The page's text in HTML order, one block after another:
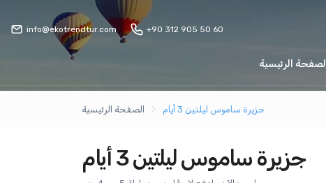
info@ekotrendtur.com +90 312 905 50 60
الصفحة الرئيسية
الصفحة الرئيسية جزيرة ساموس ليلتين 3 أيام
جزيرة ساموس ليلتين 3 أيام